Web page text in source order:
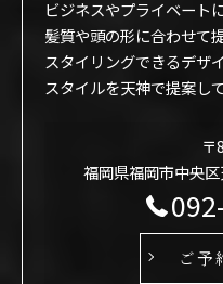
ビジネスやプライベート
髪質や頭の形に合わせて
スタイリングできるデザ
スタイルを天神で提案し
〒
福岡県福岡市中央
ご予